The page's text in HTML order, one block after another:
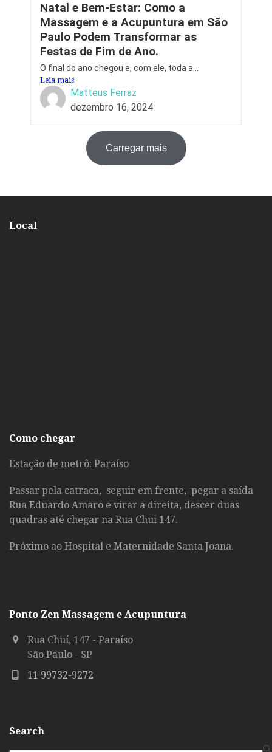
Natal e Bem-Estar: Como a
Massagem e a Acupuntura em São
Paulo Podem Transformar as
Festas de Fim de Ano.
O final do ano chegou e, com ele, toda a...
Leia mais
Matteus Ferraz
dezembro 16, 2024
Carregar mais
Local
Como chegar
Estação de metrô: Paraíso
Passar pela catraca, seguir em frente, pegar a saída
Rua Eduardo Amaro e virar a direita, descer duas
quadras até chegar na Rua Chui 147.
Próximo ao Hospital e Maternidade Santa Joana.
Ponto Zen Massagem e Acupuntura
Rua Chuí, 147 - Paraíso
São Paulo - SP
11 99732-9272
Search